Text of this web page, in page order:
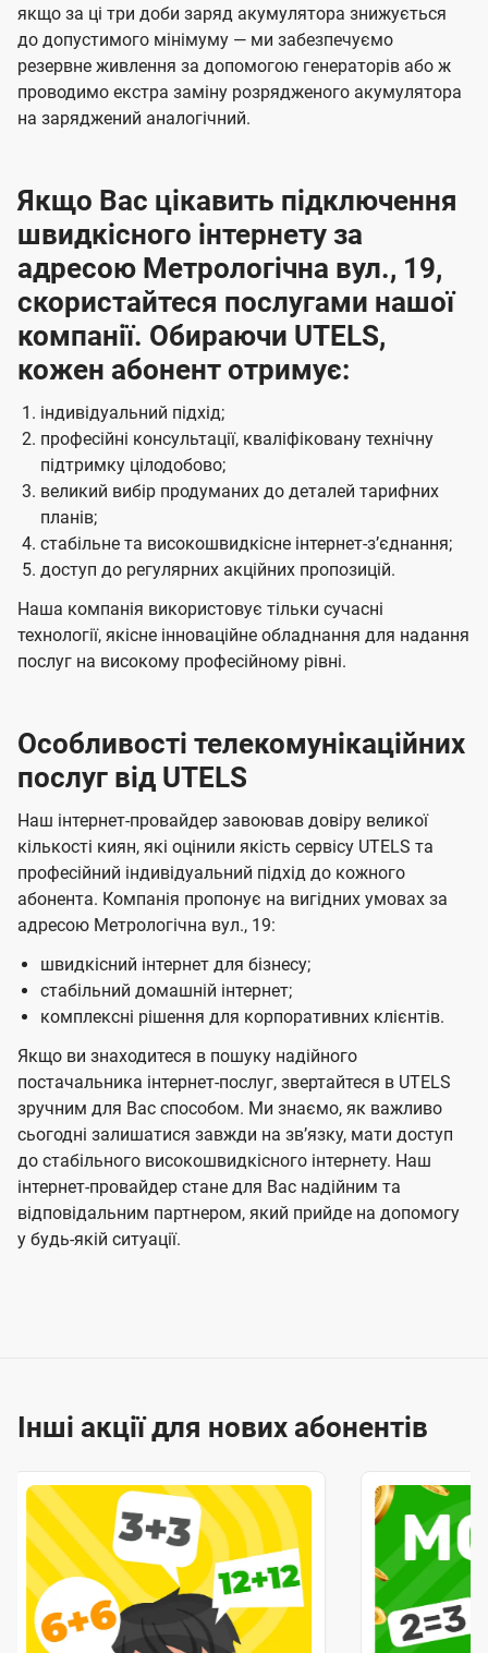
якщо за ці три доби заряд акумулятора знижується
до допустимого мінімуму — ми забезпечуємо
резервне живлення за допомогою генераторів або ж
проводимо екстра заміну розрядженого акумулятора
на заряджений аналогічний.
Якщо Вас цікавить підключення
швидкісного інтернету за
адресою Метрологічна вул., 19,
скористайтеся послугами нашої
компанії. Обираючи UTELS,
кожен абонент отримує:
індивідуальний підхід;
професійні консультації, кваліфіковану технічну
підтримку цілодобово;
великий вибір продуманих до деталей тарифних
планів;
стабільне та високошвидкісне інтернет-зʼєднання;
доступ до регулярних акційних пропозицій.
Наша компанія використовує тільки сучасні
технології, якісне інноваційне обладнання для надання
послуг на високому професійному рівні.
Особливості телекомунікаційних
послуг від UTELS
Наш інтернет-провайдер завоював довіру великої
кількості киян, які оцінили якість сервісу UTELS та
професійний індивідуальний підхід до кожного
абонента. Компанія пропонує на вигідних умовах за
адресою Метрологічна вул., 19:
швидкісний інтернет для бізнесу;
стабільний домашній інтернет;
комплексні рішення для корпоративних клієнтів.
Якщо ви знаходитеся в пошуку надійного
постачальника інтернет-послуг, звертайтеся в UTELS
зручним для Вас способом. Ми знаємо, як важливо
сьогодні залишатися завжди на звʼязку, мати доступ
до стабільного високошвидкісного інтернету. Наш
інтернет-провайдер стане для Вас надійним та
відповідальним партнером, який прийде на допомогу
у будь-якій ситуації.
Інші акції для нових абонентів